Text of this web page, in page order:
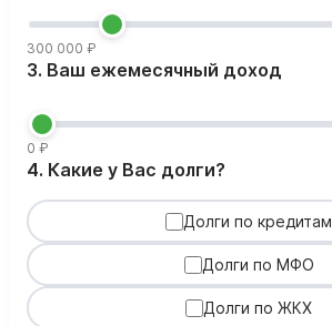
300 000 ₽
3. Ваш ежемесячный доход
0 ₽
4. Какие у Вас долги?
Долги по кредитам
Долги по МФО
Долги по ЖКХ